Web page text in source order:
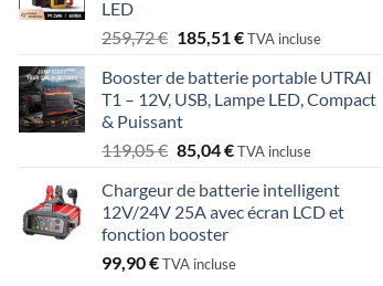
249,69 €
LED
259,72€ Le
initial
était :
259,72 €.
185,51€Le
actuel
est :
TVA incluse
Booster de batterie portable UTRAI
T1 – 12V, USB, Lampe LED, Compact
& Puissant
119,05€ Le
initial
était :
119,05 €.
85,04€Le
actuel
est :
TVA incluse
Chargeur de batterie intelligent
12V/24V 25A avec écran LCD et
fonction booster
99,90€TVA incluse